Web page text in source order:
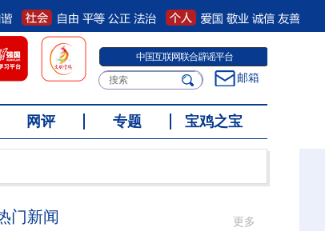
宝鸡网上有害信息举报专区
邮箱
网评 专题 宝鸡之宝
门新闻 更多